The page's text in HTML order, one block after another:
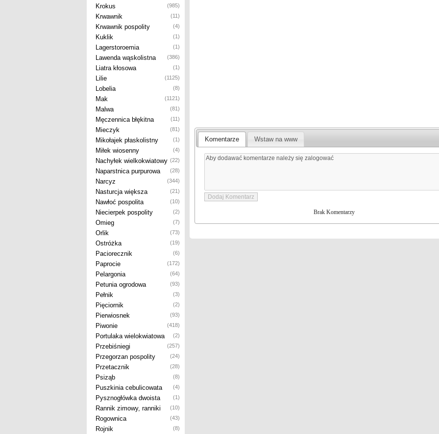
Krokus (985)
Krwawnik (11)
Krwawnik pospolity (4)
Kuklik (1)
Lagerstoroemia (1)
Lawenda wąskolistna (386)
Liatra kłosowa (1)
Lilie (1125)
Lobelia (8)
Mak (1121)
Malwa (81)
Męczennica błękitna (11)
Mieczyk (81)
Mikołajek płaskolistny (1)
Miłek wiosenny (4)
Nachyłek wielkokwiatowy (22)
Naparstnica purpurowa (28)
Narcyz (344)
Nasturcja większa (21)
Nawłoć pospolita (10)
Niecierpek pospolity (2)
Omieg (7)
Orlik (73)
Ostróżka (19)
Paciorecznik (6)
Paprocie (172)
Pelargonia (64)
Petunia ogrodowa (93)
Pełnik (3)
Pięciornik (2)
Pierwiosnek (93)
Piwonie (418)
Portulaka wielokwiatowa (2)
Przebiśniegi (257)
Przegorzan pospolity (24)
Przetacznik (28)
Psiząb (8)
Puszkinia cebulicowata (4)
Pysznogłówka dwoista (1)
Rannik zimowy, ranniki (10)
Rogownica (43)
Rojnik (8)
Komentarze Wstaw na www
Brak Komentarzy